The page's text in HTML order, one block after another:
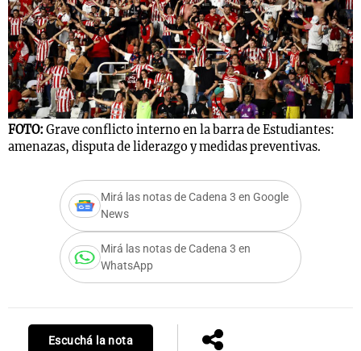
FOTO: Grave conflicto interno en la barra de Estudiantes:
amenazas, disputa de liderazgo y medidas preventivas.
Mirá las notas de Cadena 3 en Google
News
Mirá las notas de Cadena 3 en
WhatsApp
Escuchá la nota
Notas
Mundial 2026
La Sole en
Cadena 3